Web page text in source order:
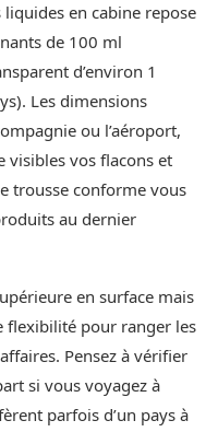
en cabine repose
de 100 ml
d’environ 1
Les dimensions
ou l’aéroport,
visibles vos flacons et
trousse conforme vous
au dernier
en surface mais
flexibilité pour ranger les
Pensez à vérifier
si vous voyagez à
parfois d’un pays à